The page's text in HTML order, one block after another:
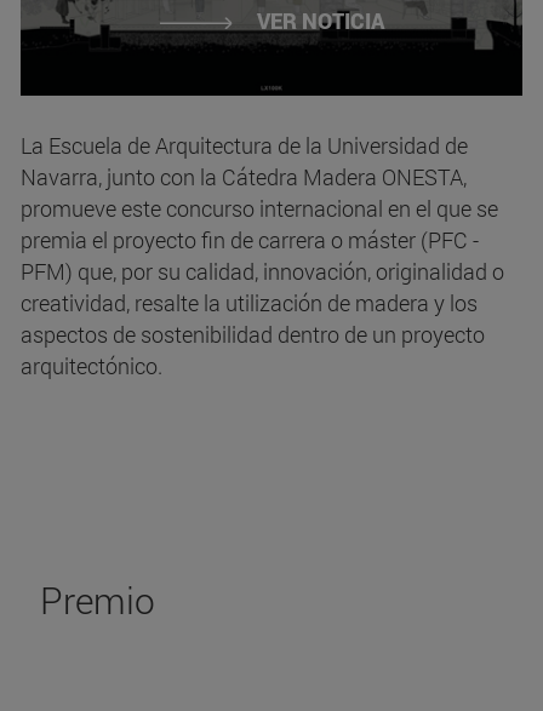
VER NOTICIA
La Escuela de Arquitectura de la Universidad de
Navarra, junto con la Cátedra Madera ONESTA,
promueve este concurso internacional en el que se
premia el proyecto fin de carrera o máster (PFC -
PFM) que, por su calidad, innovación, originalidad o
creatividad, resalte la utilización de madera y los
aspectos de sostenibilidad dentro de un proyecto
arquitectónico.
Premio